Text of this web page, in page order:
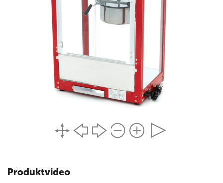
Popcornmaschine an. Denken Sie daran, dass die losen
Teile von Hand gereinigt werden müssen, da sie nicht
spülmaschinenfest sind, und trocknen Sie sie gründlich
ab. Setzen Sie sie nach der Reinigung wieder in die
Maschine ein.
Ausgestattet mit einer Krümelschublade
Popcorntopf für 150 Gramm Maiskörner auf einmal
verschüttet wird
Popcornpfanne kann gedreht/gekippt werden
Nettogewicht: 24kg
Produktvideo